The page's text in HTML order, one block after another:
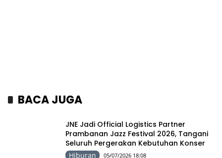
BACA JUGA
JNE Jadi Official Logistics Partner
Prambanan Jazz Festival 2026, Tangani
Seluruh Pergerakan Kebutuhan Konser
Hiburan 05/07/2026 18:08